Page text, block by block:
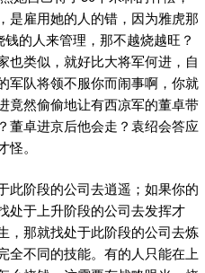
是雇用她的人的错，因为雅虎那
的人来管理，那不越烧越旺？
也类似，就好比大将军何进，自
军队将领不服你而闹事啊，你就
竟然偷偷地让有西凉军的董卓带
董卓进京后他会走？袁绍会答应
。
此阶段的公司去逍遥；如果你的
处于上升阶段的公司去发挥才
，那就找处于此阶段的公司去炼
全不同的技能。有的人只能在上